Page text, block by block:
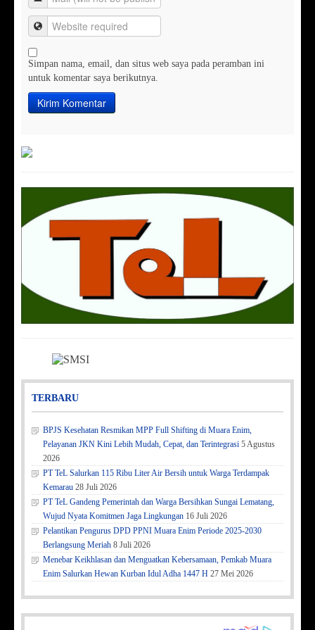
Simpan nama, email, dan situs web saya pada peramban ini
untuk komentar saya berikutnya.
TERBARU
BPJS Kesehatan Resmikan MPP Full Shifting di Muara Enim,
Pelayanan JKN Kini Lebih Mudah, Cepat, dan Terintegrasi 5 Agustus
2026
PT TeL Salurkan 115 Ribu Liter Air Bersih untuk Warga Terdampak
Kemarau 28 Juli 2026
PT TeL Gandeng Pemerintah dan Warga Bersihkan Sungai Lematang,
Wujud Nyata Komitmen Jaga Lingkungan 16 Juli 2026
Pelantikan Pengurus DPD PPNI Muara Enim Periode 2025-2030
Berlangsung Meriah 8 Juli 2026
Menebar Keikhlasan dan Menguatkan Kebersamaan, Pemkab Muara
Enim Salurkan Hewan Kurban Idul Adha 1447 H 27 Mei 2026